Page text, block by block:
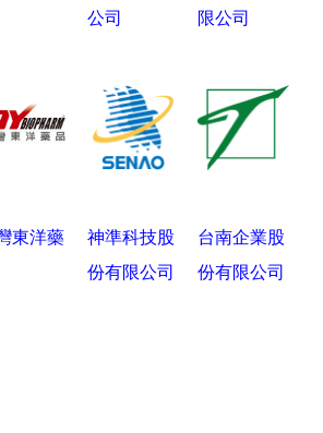
公司 限公司
東洋藥
神準科技股
份有限公司
台南企業股
份有限公司